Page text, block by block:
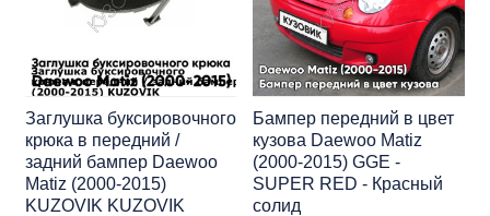
Заглушка буксировочного
крюка в передний /
задний бампер Daewoo
Matiz (2000-2015)
KUZOVIK KUZOVIK
Бампер передний в цвет
кузова Daewoo Matiz
(2000-2015) GGE -
SUPER RED - Красный
солид